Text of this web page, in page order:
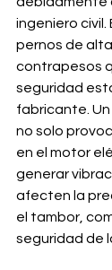
ingeniero
pernos de
contrapesos
seguridad
fabricante.
no solo
en el motor
generar
afecten la
el tambor,
seguridad de